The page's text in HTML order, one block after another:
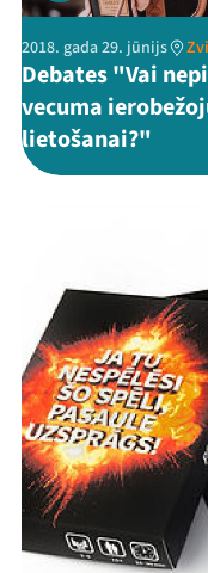
Threads
2018. gada 29. jūnijs
Debates "Vai
vecuma
lietošanai?"